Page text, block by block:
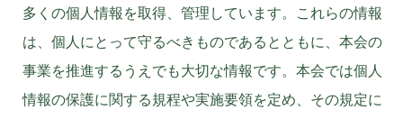
多くの個人情報を取得、管理しています。これらの情報
は、個人にとって守るべきものであるとともに、本会の
事業を推進するうえでも大切な情報です。本会では個人
情報の保護に関する規程や実施要領を定め、その規定に